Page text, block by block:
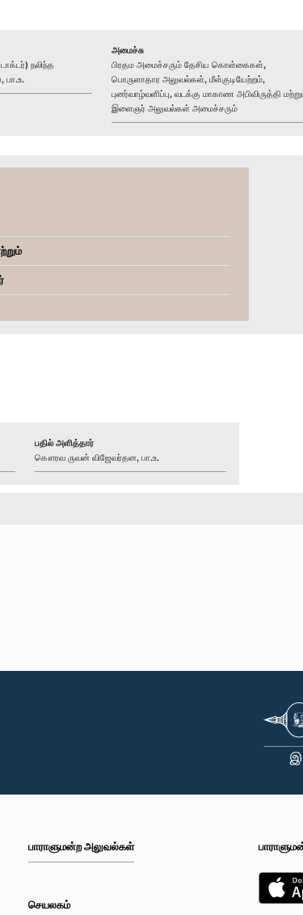
நலிந்த
பா.உ.
அமைச்சு
பிரதம அமைச்சரும் தேசிய கொள்கைகள்,
பொருளாதார அலுவல்கள், மீள்குடியேற்றம்,
புனர்வாழ்வளிப்பு, வடக்கு மாகாண அபிவிருத்தி
இளைஞர் அலுவல்கள் அமைச்சரும்
பதில் அளித்தார்
கௌரவ ருவன் விஜேவர்தன, பா.உ.
பாராளுமன்ற அலுவல்கள்
செயலகம்